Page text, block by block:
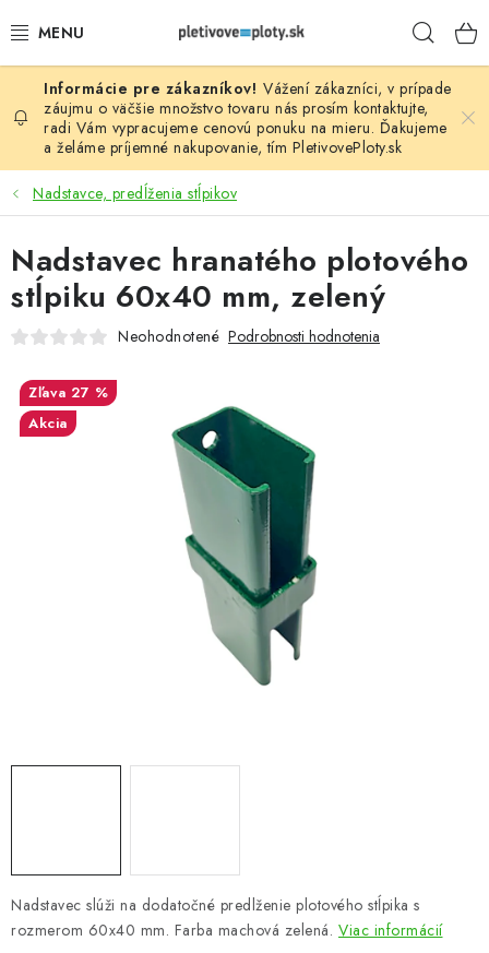
na
PLOTOVÉ PANELY
PLETIVO
STĹPIKY
PODHRABOVÉ DOSKY
BRÁNY A BRÁNKY
GABIÓNY (PLOTY, KOŠE)
PRÍSLUŠENSTVO
AKCIA - MIERNE POŠKODENÝ TOVAR
Vážení zákazníci, v prípade
záujmu o väčšie množstvo tovaru nás prosím kontaktujte,
radi Vám vypracujeme cenovú ponuku na mieru. Ďakujeme
a želáme príjemné nakupovanie, tím PletivovePloty.sk
Nadstavce, predĺženia stĺpikov
Nadstavec slúži na dodatočné predlženie plotového stĺpika s
rozmerom 60x40 mm. Farba machová zelená. Viac informácií
Nadstavec hranatého plotového
stĺpiku 60x40 mm, zelený
Neohodnotené Podrobnosti hodnotenia
27 %
Akcia